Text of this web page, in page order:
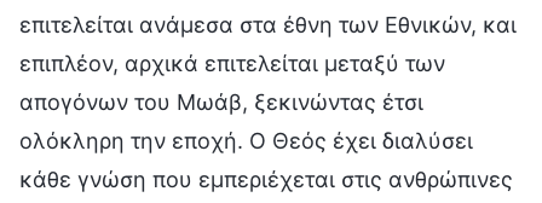
επιτελείται ανάμεσα στα έθνη των Εθνικών, και
επιπλέον, αρχικά επιτελείται μεταξύ των
απογόνων του Μωάβ, ξεκινώντας έτσι
ολόκληρη την εποχή. Ο Θεός έχει διαλύσει
κάθε γνώση που εμπεριέχεται στις ανθρώπινες